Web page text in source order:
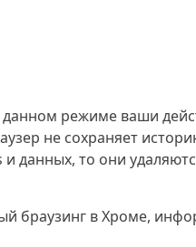
режиме ваши
не сохраняет
данных, то они
браузинг в Хроме,